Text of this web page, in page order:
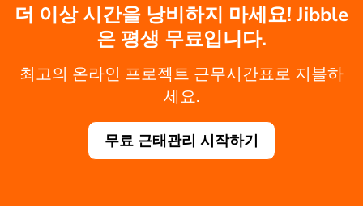
더 이상 시간을 낭비하지 마세요! Jibble
은 평생 무료입니다.
최고의 온라인 프로젝트 근무시간표로 지블하
세요.
무료 근태관리 시작하기